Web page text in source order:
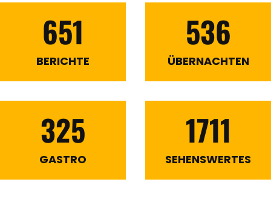
651
BERICHTE
536
ÜBERNACHTEN
325
GASTRO
1711
SEHENSWERTES